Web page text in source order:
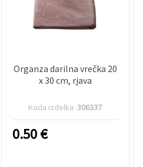
piškotkov.
Nastavitvah
izbiro
določene
in klikom
Organza darilna vrečka 20
x 30 cm, rjava
Koda izdelka:306337
0.50€